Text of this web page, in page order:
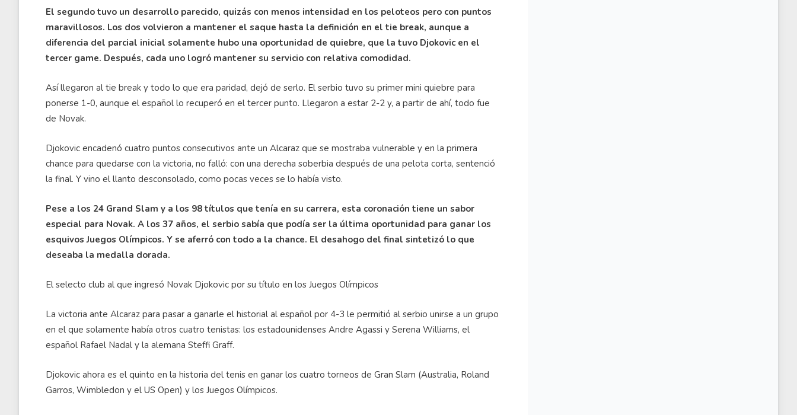
El segundo tuvo un desarrollo parecido, quizás con menos intensidad en los peloteos pero con puntos
maravillosos. Los dos volvieron a mantener el saque hasta la definición en el tie break, aunque a
diferencia del parcial inicial solamente hubo una oportunidad de quiebre, que la tuvo Djokovic en el
tercer game. Después, cada uno logró mantener su servicio con relativa comodidad.
Así llegaron al tie break y todo lo que era paridad, dejó de serlo. El serbio tuvo su primer mini quiebre para
ponerse 1-0, aunque el español lo recuperó en el tercer punto. Llegaron a estar 2-2 y, a partir de ahí, todo fue
de Novak.
Djokovic encadenó cuatro puntos consecutivos ante un Alcaraz que se mostraba vulnerable y en la primera
chance para quedarse con la victoria, no falló: con una derecha soberbia después de una pelota corta, sentenció
la final. Y vino el llanto desconsolado, como pocas veces se lo había visto.
Pese a los 24 Grand Slam y a los 98 títulos que tenía en su carrera, esta coronación tiene un sabor
especial para Novak. A los 37 años, el serbio sabía que podía ser la última oportunidad para ganar los
esquivos Juegos Olímpicos. Y se aferró con todo a la chance. El desahogo del final sintetizó lo que
deseaba la medalla dorada.
El selecto club al que ingresó Novak Djokovic por su título en los Juegos Olímpicos
La victoria ante Alcaraz para pasar a ganarle el historial al español por 4-3 le permitió al serbio unirse a un grupo
en el que solamente había otros cuatro tenistas: los estadounidenses Andre Agassi y Serena Williams, el
español Rafael Nadal y la alemana Steffi Graff.
Djokovic ahora es el quinto en la historia del tenis en ganar los cuatro torneos de Gran Slam (Australia, Roland
Garros, Wimbledon y el US Open) y los Juegos Olímpicos.